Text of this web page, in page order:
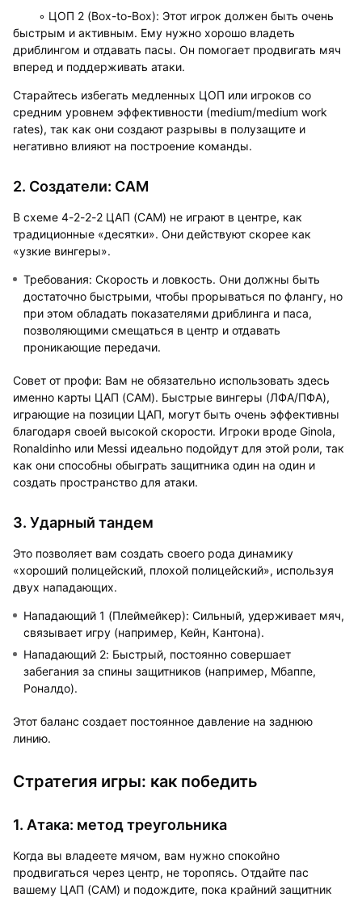
◦ ЦОП 2 (Box-to-Box): Этот игрок должен быть очень
быстрым и активным. Ему нужно хорошо владеть
дриблингом и отдавать пасы. Он помогает продвигать мяч
вперед и поддерживать атаки.
Старайтесь избегать медленных ЦОП или игроков со
средним уровнем эффективности (medium/medium work
rates), так как они создают разрывы в полузащите и
негативно влияют на построение команды.
2. Создатели: CAM
В схеме 4-2-2-2 ЦАП (CAM) не играют в центре, как
традиционные «десятки». Они действуют скорее как
«узкие вингеры».
Требования: Скорость и ловкость. Они должны быть
достаточно быстрыми, чтобы прорываться по флангу, но
при этом обладать показателями дриблинга и паса,
позволяющими смещаться в центр и отдавать
проникающие передачи.
Совет от профи: Вам не обязательно использовать здесь
именно карты ЦАП (CAM). Быстрые вингеры (ЛФА/ПФА),
играющие на позиции ЦАП, могут быть очень эффективны
благодаря своей высокой скорости. Игроки вроде Ginola,
Ronaldinho или Messi идеально подойдут для этой роли, так
как они способны обыграть защитника один на один и
создать пространство для атаки.
3. Ударный тандем
Это позволяет вам создать своего рода динамику
«хороший полицейский, плохой полицейский», используя
двух нападающих.
Нападающий 1 (Плеймейкер): Сильный, удерживает мяч,
связывает игру (например, Кейн, Кантона).
Нападающий 2: Быстрый, постоянно совершает
забегания за спины защитников (например, Мбаппе,
Роналдо).
Этот баланс создает постоянное давление на заднюю
линию.
Стратегия игры: как победить
1. Атака: метод треугольника
Когда вы владеете мячом, вам нужно спокойно
продвигаться через центр, не торопясь. Отдайте пас
вашему ЦАП (CAM) и подождите, пока крайний защитник